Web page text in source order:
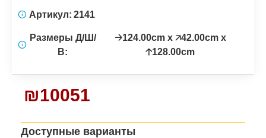
₪10051
Артикул: 2141
Размеры Д/Ш/
В:
🡢124.00cm x 🡥42.00cm x
🡡128.00cm
Доступные варианты